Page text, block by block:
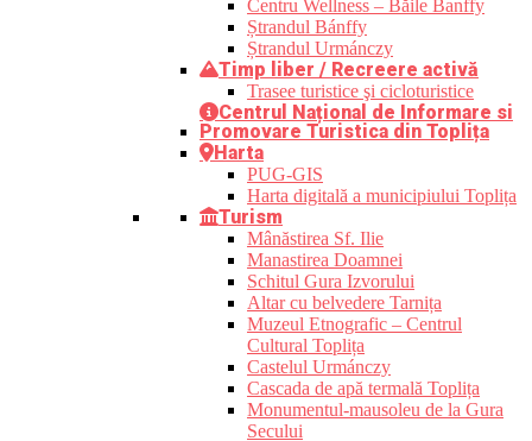
Centru Wellness – Băile Banffy
Ștrandul Bánffy
Ștrandul Urmánczy
Timp liber / Recreere activă
Trasee turistice şi cicloturistice
Centrul Național de Informare si
Promovare Turistica din Toplița
Harta
PUG-GIS
Harta digitală a municipiului Toplița
Turism
Mânăstirea Sf. Ilie
Manastirea Doamnei
Schitul Gura Izvorului
Altar cu belvedere Tarnița
Muzeul Etnografic – Centrul
Cultural Toplița
Castelul Urmánczy
Cascada de apă termală Toplița
Monumentul-mausoleu de la Gura
Secului